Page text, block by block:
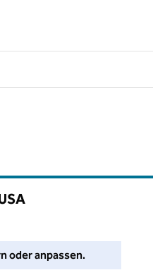
zu vergrößern,
oder anpassen.